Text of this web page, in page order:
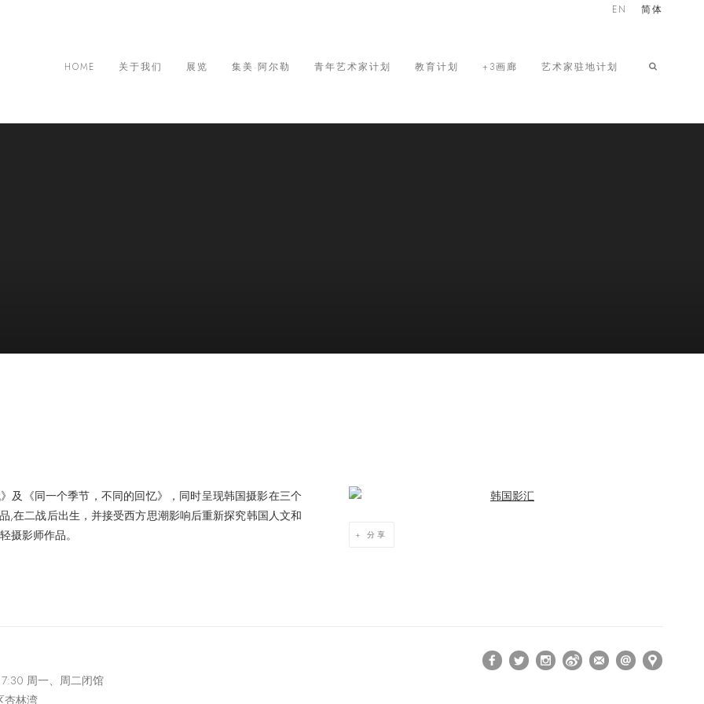
HOME 关于我们 展览 集美·阿尔勒 青年艺术家计划 教育计划 +3画廊 艺术家驻地计划
EN 简体
Open a larger version of the following image in a popup:
分享
及《同一个季节，不同的回忆》，同时呈现韩国摄影在三个
,在二战后出生，并接受西方思潮影响后重新探究韩国人文和
摄影师作品。
周一、周二闭馆
杏林湾